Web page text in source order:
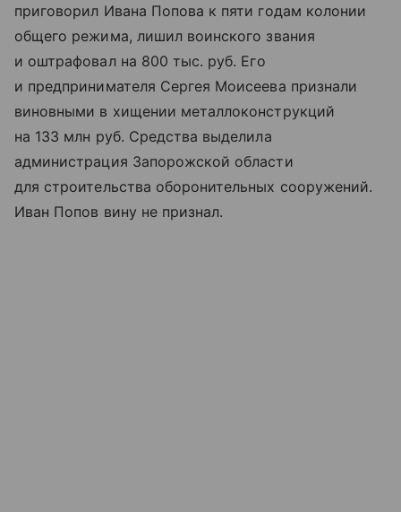
приговорил Ивана Попова к пяти годам колонии
общего режима, лишил воинского звания
и оштрафовал на 800 тыс. руб. Его
и предпринимателя Сергея Моисеева признали
виновными в хищении металлоконструкций
на 133 млн руб. Средства выделила
администрация Запорожской области
для строительства оборонительных сооружений.
Иван Попов вину не признал.